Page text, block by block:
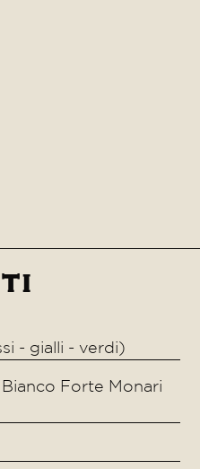
- gialli - verdi)
Forte Monari